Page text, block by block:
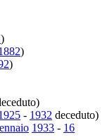
)
)
)
- 1932 deceduto)
1933 - 16